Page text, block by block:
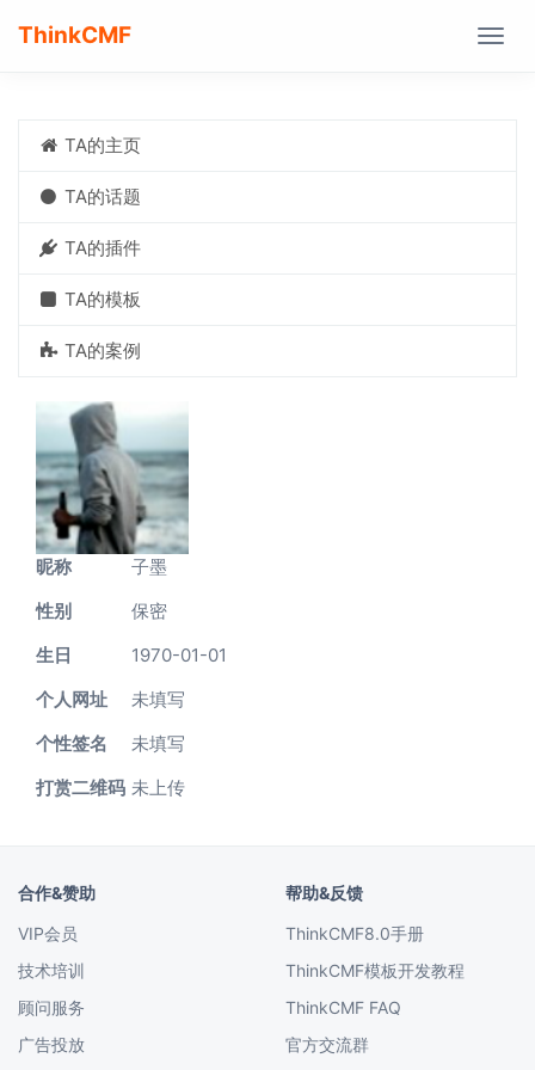
ThinkCMF
TA的主页
TA的话题
TA的插件
TA的模板
TA的案例
昵称
子墨
性别
保密
生日
1970-01-01
个人网址
未填写
个性签名
未填写
打赏二维码 未上传
合作&赞助
VIP会员
技术培训
顾问服务
广告投放
帮助&反馈
ThinkCMF8.0手册
ThinkCMF模板开发教程
ThinkCMF FAQ
官方交流群